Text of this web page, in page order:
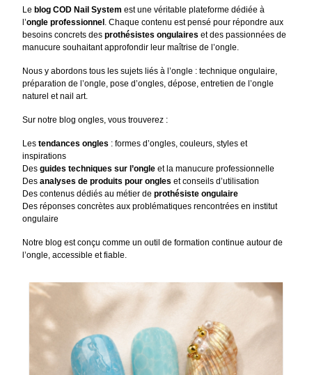
Le blog COD Nail System est une véritable plateforme dédiée à
l’ongle professionnel . Chaque contenu est pensé pour répondre aux
besoins concrets desprothésistes ongulaires et des passionnées de
manucure souhaitant approfondir leur maîtrise de l’ongle.
Nous y abordons tous les sujets liés à l’ongle : technique ongulaire,
préparation de l’ongle, pose d’ongles, dépose, entretien de l’ongle
naturel et nail art.
Sur notre blog ongles, vous trouverez :
Lestendances ongles : formes d’ongles, couleurs, styles et
inspirations
Desguides techniques sur l’ongle et la manucure professionnelle
Desanalyses de produits pour ongles et conseils d’utilisation
Des contenus dédiés au métier deprothésiste ongulaire
Des réponses concrètes aux problématiques rencontrées en institut
ongulaire
Notre blog est conçu comme un outil de formation continue autour de
l’ongle, accessible et fiable.